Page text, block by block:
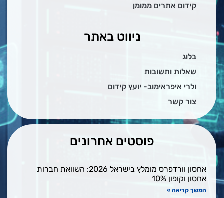
קידום אתרים ממומן
ניווט באתר
בלוג
שאלות ותשובות
ולרי איפראימוב- יועץ קידום
צור קשר
פוסטים אחרונים
אחסון וורדפרס מומלץ בישראל 2026: השוואת חברות
אחסון וקופון 10%
המשך קריאה »